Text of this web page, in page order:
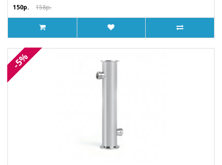
150р. 158р.
-5%